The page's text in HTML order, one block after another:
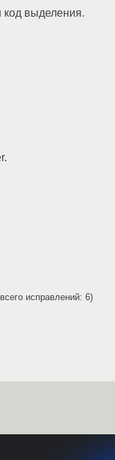
код выделения.
исправлений: 6)